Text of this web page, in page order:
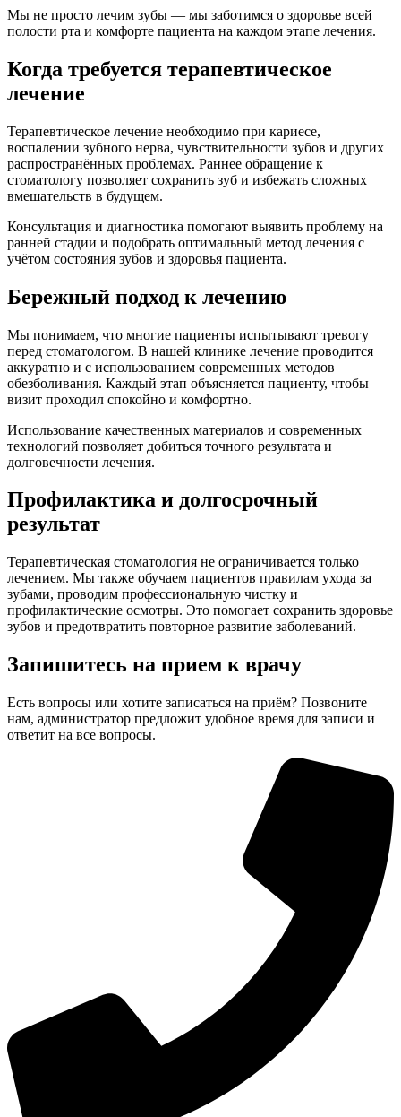
Мы не просто лечим зубы — мы заботимся о здоровье всей
полости рта и комфорте пациента на каждом этапе лечения.
Когда требуется терапевтическое
лечение
Терапевтическое лечение необходимо при кариесе,
воспалении зубного нерва, чувствительности зубов и других
распространённых проблемах. Раннее обращение к
стоматологу позволяет сохранить зуб и избежать сложных
вмешательств в будущем.
Консультация и диагностика помогают выявить проблему на
ранней стадии и подобрать оптимальный метод лечения с
учётом состояния зубов и здоровья пациента.
Бережный подход к лечению
Мы понимаем, что многие пациенты испытывают тревогу
перед стоматологом. В нашей клинике лечение проводится
аккуратно и с использованием современных методов
обезболивания. Каждый этап объясняется пациенту, чтобы
визит проходил спокойно и комфортно.
Использование качественных материалов и современных
технологий позволяет добиться точного результата и
долговечности лечения.
Профилактика и долгосрочный
результат
Терапевтическая стоматология не ограничивается только
лечением. Мы также обучаем пациентов правилам ухода за
зубами, проводим профессиональную чистку и
профилактические осмотры. Это помогает сохранить здоровье
зубов и предотвратить повторное развитие заболеваний.
Запишитесь на прием к врачу
Есть вопросы или хотите записаться на приём? Позвоните
нам, администратор предложит удобное время для записи и
ответит на все вопросы.